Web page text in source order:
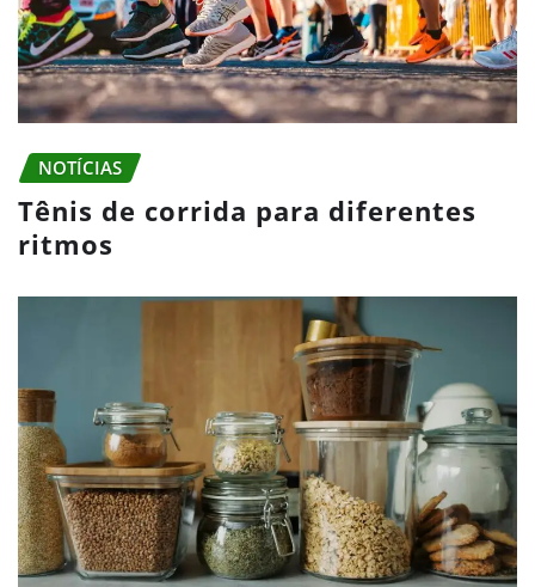
NOTÍCIAS
Tênis de corrida para diferentes
ritmos